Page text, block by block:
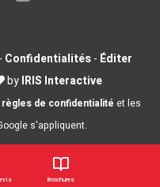
Brochures
Confidentialités - Éditer
byIRIS Interactive
règles de confidentialité et les
s'appliquent.